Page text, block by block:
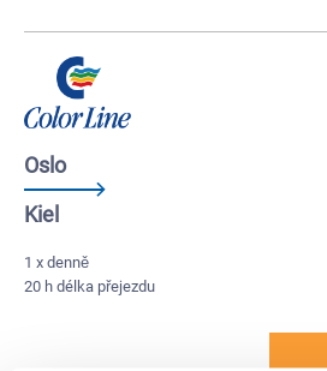
Oslo
Kiel
1 x denně
20 h délka přejezdu